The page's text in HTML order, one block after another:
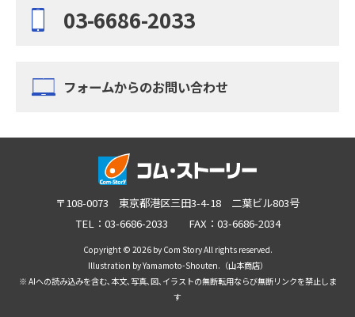
03-6686-2033
フォームからのお問い合わせ
〒108-0073 東京都港区三田3-4-18 二葉ビル803号
TEL：03-6686-2033 FAX：03-6686-2034
Copyright © 2026 by Com Story All rights reserved.
Illustration by Yamamoto-Shouten.（山本商店）
※ AIへの読み込みを含む､本文､写真､図､イラストの無断転用ならび無断リンクを禁止しま
す